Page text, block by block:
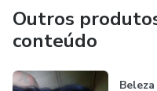
Outros
conteúdo